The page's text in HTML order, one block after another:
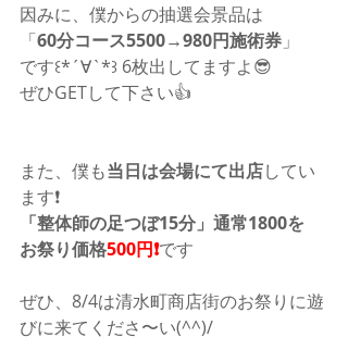
因みに、僕からの抽選会景品は
「60分コース5500→980円施術券 」
です꒰*´∀`*꒱ 6枚出してますよ😎
ぜひGETして下さい👍
また、僕も当日は会場にて出店してい
ます❗️
「整体師の足つぼ15分」通常1800を
お祭り価格500円❗️です
ぜひ、8/4は清水町商店街のお祭りに遊
びに来てくださ〜い(^^)/